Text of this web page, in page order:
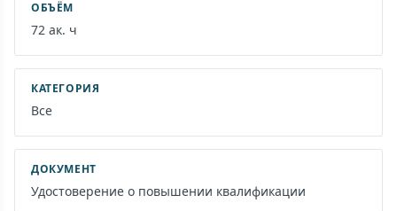
ОБЪЁМ
72 ак. ч
КАТЕГОРИЯ
Все
ДОКУМЕНТ
Удостоверение о повышении квалификации